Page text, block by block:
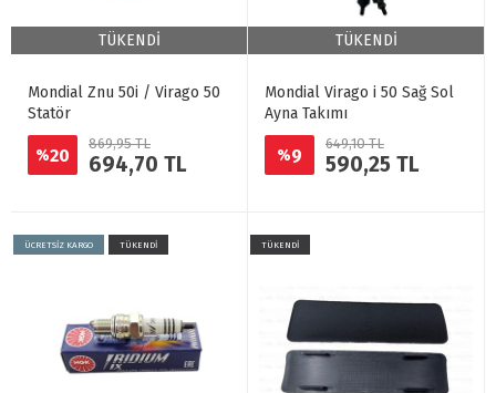
TÜKENDİ
Mondial Znu 50i / Virago 50
Statör
%20
869,95 TL
694,70 TL
TÜKENDİ
Mondial Virago i 50 Sağ Sol
Ayna Takımı
%9
649,10 TL
590,25 TL
ÜCRETSİZ KARGO TÜKENDİ TÜKENDİ